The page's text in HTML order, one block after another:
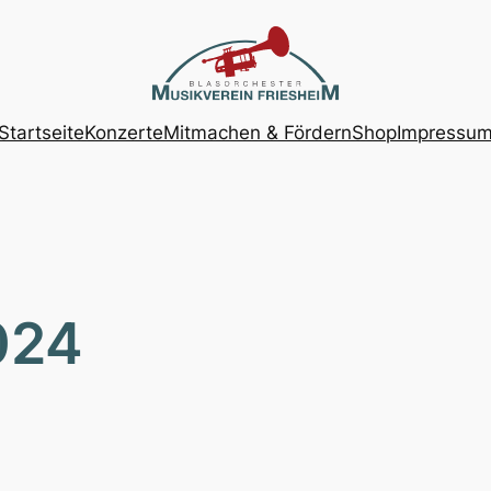
StartseiteKonzerteMitmachen & FördernShop